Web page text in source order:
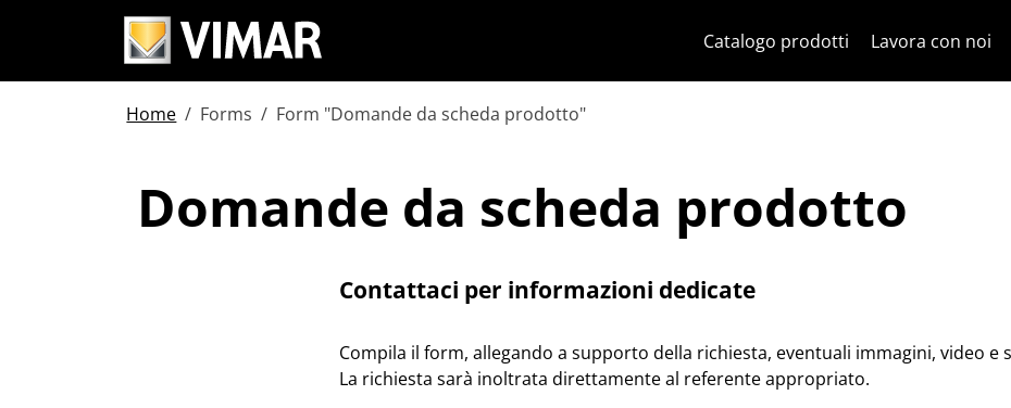
Catalogo prodotti Lavora con noi
Home Forms Form "Domande da scheda prodotto"
Domande da scheda prodotto
Domande da scheda prodotto
Contattaci per informazioni dedicate
Compila il form, allegando a supporto della richiesta, eventuali immagini, video e
La richiesta sarà inoltrata direttamente al referente appropriato.